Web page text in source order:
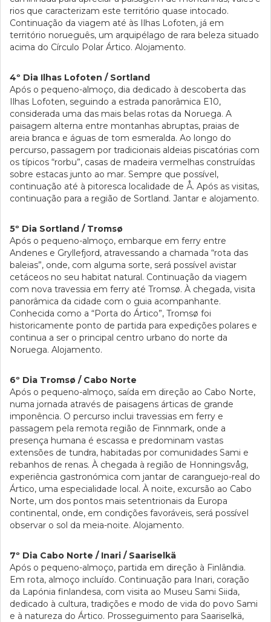
rios que caracterizam este território quase intocado.
Continuação da viagem até às Ilhas Lofoten, já em
território norueguês, um arquipélago de rara beleza situado
acima do Círculo Polar Ártico. Alojamento.
4º Dia Ilhas Lofoten / Sortland
Após o pequeno-almoço, dia dedicado à descoberta das
Ilhas Lofoten, seguindo a estrada panorâmica E10,
considerada uma das mais belas rotas da Noruega. A
paisagem alterna entre montanhas abruptas, praias de
areia branca e águas de tom esmeralda. Ao longo do
percurso, passagem por tradicionais aldeias piscatórias com
os típicos “rorbu”, casas de madeira vermelhas construídas
sobre estacas junto ao mar. Sempre que possível,
continuação até à pitoresca localidade de Å. Após as visitas,
continuação para a região de Sortland. Jantar e alojamento.
5º Dia Sortland / Tromsø
Após o pequeno-almoço, embarque em ferry entre
Andenes e Gryllefjord, atravessando a chamada “rota das
baleias”, onde, com alguma sorte, será possível avistar
cetáceos no seu habitat natural. Continuação da viagem
com nova travessia em ferry até Tromsø. À chegada, visita
panorâmica da cidade com o guia acompanhante.
Conhecida como a “Porta do Ártico”, Tromsø foi
historicamente ponto de partida para expedições polares e
continua a ser o principal centro urbano do norte da
Noruega. Alojamento.
6º Dia Tromsø / Cabo Norte
Após o pequeno-almoço, saída em direção ao Cabo Norte,
numa jornada através de paisagens árticas de grande
imponência. O percurso inclui travessias em ferry e
passagem pela remota região de Finnmark, onde a
presença humana é escassa e predominam vastas
extensões de tundra, habitadas por comunidades Sami e
rebanhos de renas. À chegada à região de Honningsvåg,
experiência gastronómica com jantar de caranguejo-real do
Ártico, uma especialidade local. À noite, excursão ao Cabo
Norte, um dos pontos mais setentrionais da Europa
continental, onde, em condições favoráveis, será possível
observar o sol da meia-noite. Alojamento.
7º Dia Cabo Norte / Inari / Saariselkä
Após o pequeno-almoço, partida em direção à Finlândia.
Em rota, almoço incluído. Continuação para Inari, coração
da Lapónia finlandesa, com visita ao Museu Sami Siida,
dedicado à cultura, tradições e modo de vida do povo Sami
e à natureza do Ártico. Prosseguimento para Saariselkä,